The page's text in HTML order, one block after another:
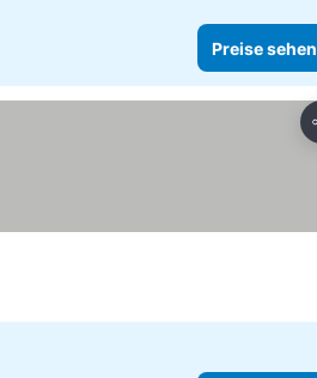
Preise sehen